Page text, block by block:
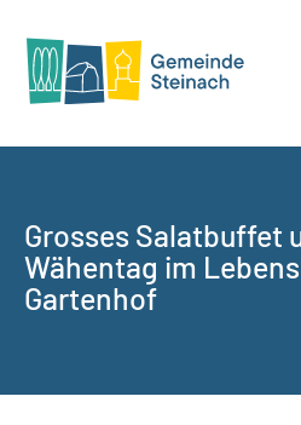
Grosses Salatbuffet
Wähentag im
Gartenhof